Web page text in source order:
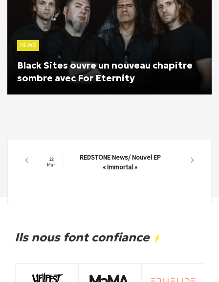
NEWS
Black Sites ouvre un nouveau chapitre
sombre avec For Eternity
12
Mar
REDSTONE News/ Nouvel EP
« Immortal »
Ils nous font confiance